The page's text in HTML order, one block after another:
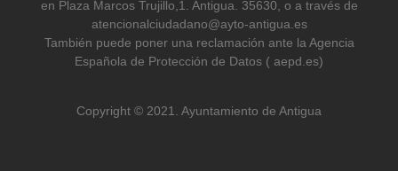
en Plaza Marcos Trujillo,1. Antigua. 35630, o a través de
atencionalciudadano@ayto-antigua.es
También puede poner una reclamación ante la Agencia
Española de Protección de Datos ( aepd.es)
Copyright © 2021. Ayuntamiento de Antigua